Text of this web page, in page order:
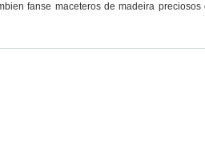
fanse maceteros de madeira